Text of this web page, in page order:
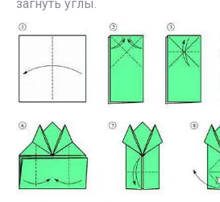
загнуть углы.